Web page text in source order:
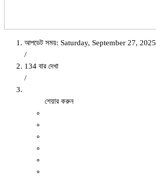
আপডেট সময়: Saturday, September 27, 2025
/
134 বার দেখা
/
শেয়ার করুন